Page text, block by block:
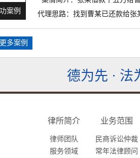
案例
代理思路：找到曹某已还款给张
多案例
德为先 · 法
律所简介
律师团队
服务领域
业务范围
民商诉讼仲裁
常年法律顾问